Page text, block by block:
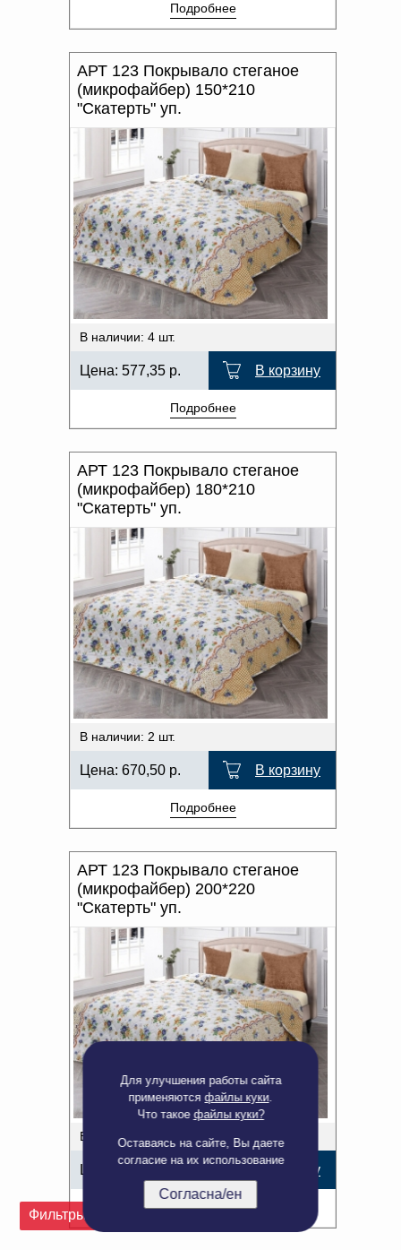
Для улучшения работы сайта
применяютсяфайлы куки.
Что такое файлы куки?
Оставаясь на сайте, Вы даете
согласие на их использование
Согласна/ен
Фильтры
Подробнее
АРТ 123 Покрывало стеганое
(микрофайбер) 150*210
"Скатерть" уп.
В наличии: 4 шт.
Цена: 577,35 р. В корзину
Подробнее
АРТ 123 Покрывало стеганое
(микрофайбер) 180*210
"Скатерть" уп.
В наличии: 2 шт.
Цена: 670,50 р. В корзину
Подробнее
АРТ 123 Покрывало стеганое
(микрофайбер) 200*220
"Скатерть" уп.
В наличии: 2 шт.
Цена: В корзину
Подробнее